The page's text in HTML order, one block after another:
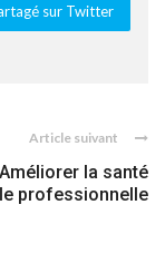
sur Twitter
Article suivant
Améliorer la santé
professionnelle